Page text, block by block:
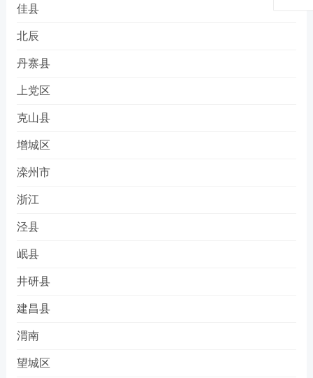
佳县
北辰
丹寨县
上党区
克山县
增城区
滦州市
浙江
泾县
岷县
井研县
建昌县
渭南
望城区